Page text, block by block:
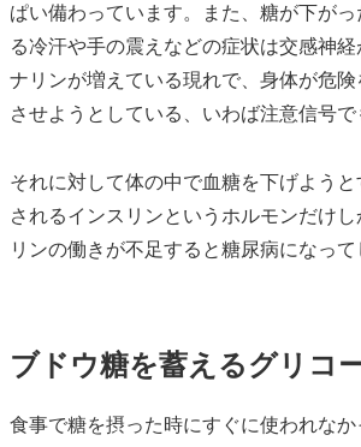
ぱい備わっています。また、糖が下がっ
る冷汗や手の震えなどの症状は交感神
ナリンが増えている現れで、身体が危
させようとしている、いわば注意信号で
それに対して体の中で血糖を下げよう
されるインスリンというホルモンだけ
リンの働きが不足すると糖尿病になって
ブドウ糖を蓄えるグリコ
食事で糖を摂った時にすぐに使われな